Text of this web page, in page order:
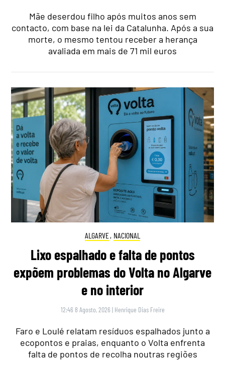
Mãe deserdou filho após muitos anos sem
contacto, com base na lei da Catalunha. Após a sua
morte, o mesmo tentou receber a herança
avaliada em mais de 71 mil euros
ALGARVE, NACIONAL
Lixo espalhado e falta de pontos
expõem problemas do Volta no Algarve
e no interior
12:46 8 Agosto, 2026 | Henrique Dias Freire
Faro e Loulé relatam resíduos espalhados junto a
ecopontos e praias, enquanto o Volta enfrenta
falta de pontos de recolha noutras regiões